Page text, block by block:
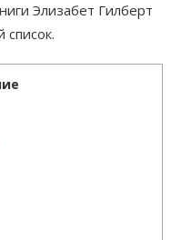
Элизабет Гилберт